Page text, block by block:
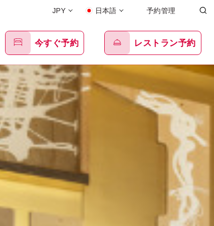
JPY 日本語 予約管理
今すぐ予約 レストラン予約